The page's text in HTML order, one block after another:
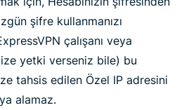
şifre kullanmanızı
çalışanı veya
yetki verseniz bile) bu
tahsis edilen Özel IP adresini
alamaz.